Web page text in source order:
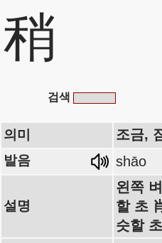
稍
검색
의미 조금,
발음 shāo
설명
왼쪽
할 초
슷할